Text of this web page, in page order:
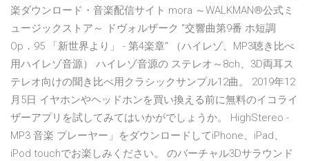
楽ダウンロード・音楽配信サイト mora ～WALKMAN®公式ミ
ュージックストア～ ドヴォルザーク "交響曲第9番 ホ短調
Op．95 「新世界より」 - 第4楽章" （ハイレゾ、MP3聴き比べ
用ハイレゾ音源） ハイレゾ音源の ステレオ～8ch、3D両耳ス
テレオ向けの聞き比べ用クラシックサンプル12曲。 2019年12
月5日 イヤホンやヘッドホンを買い換える前に無料のイコライ
ザーアプリを試してみてはいかがでしょうか。 HighStereo -
MP3 音楽 プレーヤー」をダウンロードしてiPhone、iPad、
iPod touchでお楽しみください。 のバーチャル3Dサラウンド